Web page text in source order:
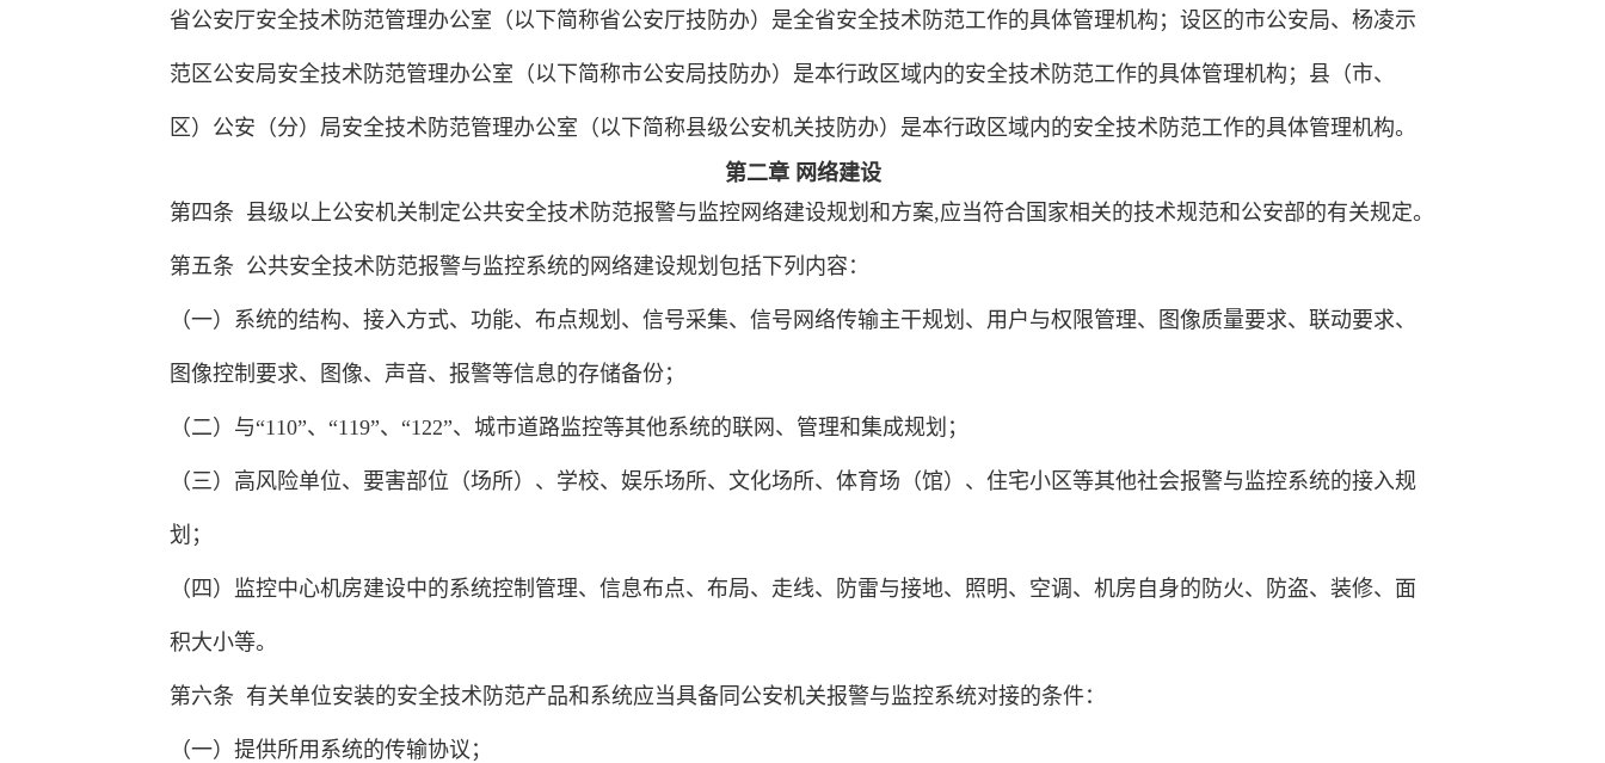
省公安厅安全技术防范管理办公室（以下简称省公安厅技防办）是全省安全技术防范工作的具体管理机构；设区的市公安局、杨凌示
范区公安局安全技术防范管理办公室（以下简称市公安局技防办）是本行政区域内的安全技术防范工作的具体管理机构；县（市、
区）公安（分）局安全技术防范管理办公室（以下简称县级公安机关技防办）是本行政区域内的安全技术防范工作的具体管理机构。
第二章 网络建设
第四条 县级以上公安机关制定公共安全技术防范报警与监控网络建设规划和方案,应当符合国家相关的技术规范和公安部的有关规定。
第五条 公共安全技术防范报警与监控系统的网络建设规划包括下列内容：
（一）系统的结构、接入方式、功能、布点规划、信号采集、信号网络传输主干规划、用户与权限管理、图像质量要求、联动要求、
图像控制要求、图像、声音、报警等信息的存储备份；
（二）与“110”、“119”、“122”、城市道路监控等其他系统的联网、管理和集成规划；
（三）高风险单位、要害部位（场所）、学校、娱乐场所、文化场所、体育场（馆）、住宅小区等其他社会报警与监控系统的接入规
划；
（四）监控中心机房建设中的系统控制管理、信息布点、布局、走线、防雷与接地、照明、空调、机房自身的防火、防盗、装修、面
积大小等。
第六条 有关单位安装的安全技术防范产品和系统应当具备同公安机关报警与监控系统对接的条件：
（一）提供所用系统的传输协议；